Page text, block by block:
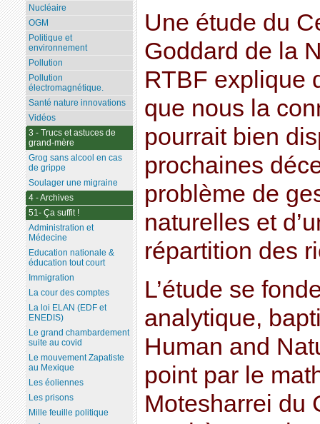
Une étude du
Goddard de la
RTBF explique
que nous la
pourrait bien
prochaines
problème de
naturelles et
répartition des
L’étude se
analytique,
Human and
point par le
Motesharrei du
Nucléaire
OGM
Politique et
environnement
Pollution
Pollution
électromagnétique.
Santé nature innovations
Vidéos
3 - Trucs et astuces de
grand-mère
Grog sans alcool en cas
de grippe
Soulager une migraine
4 - Archives
51- Ça suffit !
Administration et
Médecine
Education nationale &
éducation tout court
Immigration
La cour des comptes
La loi ELAN (EDF et
ENEDIS)
Le grand chambardement
suite au covid
Le mouvement Zapatiste
au Mexique
Les éoliennes
Les prisons
Mille feuille politique